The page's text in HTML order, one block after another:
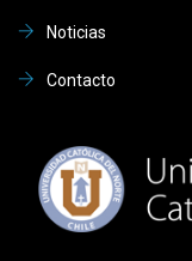
Noticias
Contacto